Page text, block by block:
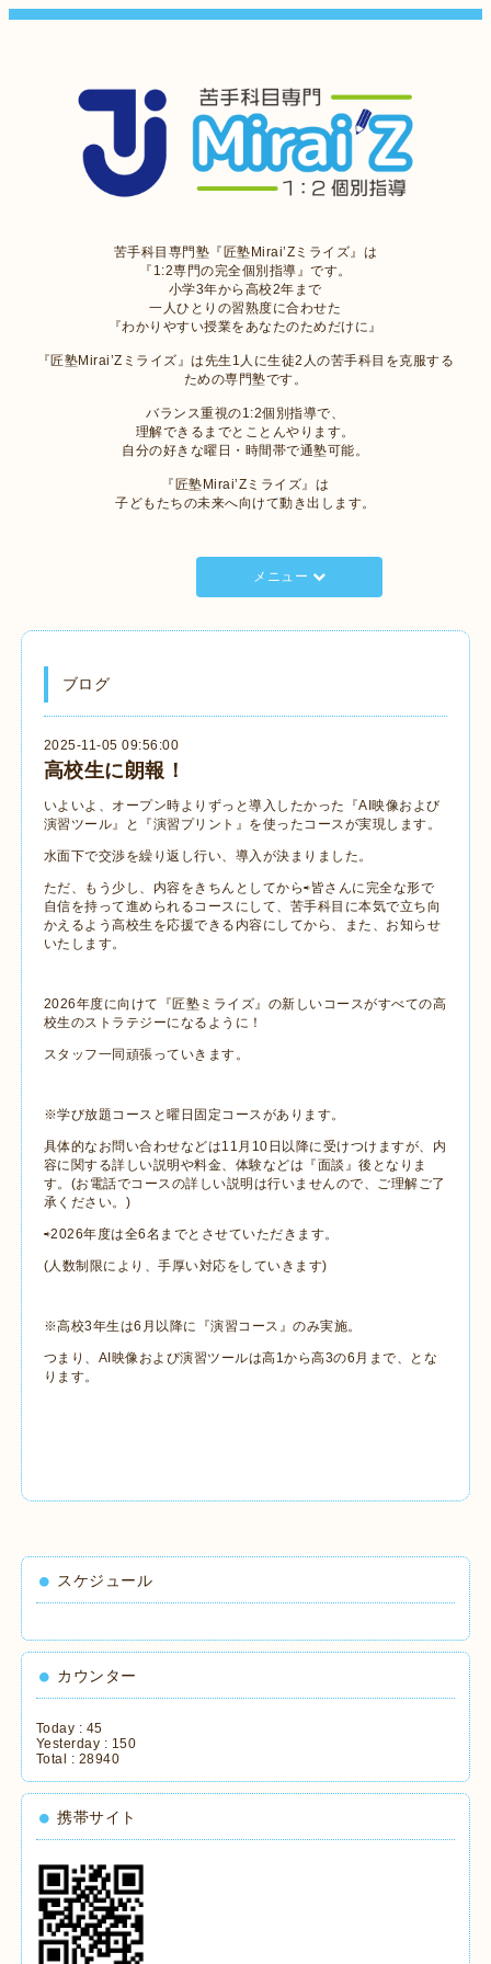
苦手科目専門塾『匠塾Mirai’Zミライズ』は
『1:2専門の完全個別指導』です。
小学3年から高校2年まで
一人ひとりの習熟度に合わせた
『わかりやすい授業をあなたのためだけに』
『匠塾Mirai’Zミライズ』は先生1人に生徒2人の苦手科目を克服する
ための専門塾です。
バランス重視の1:2個別指導で、
理解できるまでとことんやります。
自分の好きな曜日・時間帯で通塾可能。
『匠塾Mirai’Zミライズ』は
子どもたちの未来へ向けて動き出します。
メニュー
ブログ
2025-11-05 09:56:00
高校生に朗報！
いよいよ、オープン時よりずっと導入したかった『AI映像および
演習ツール』と『演習プリント』を使ったコースが実現します。
水面下で交渉を繰り返し行い、導入が決まりました。
ただ、もう少し、内容をきちんとしてから⇨皆さんに完全な形で
自信を持って進められるコースにして、苦手科目に本気で立ち向
かえるよう高校生を応援できる内容にしてから、また、お知らせ
いたします。
2026年度に向けて『匠塾ミライズ』の新しいコースがすべての高
校生のストラテジーになるように！
スタッフ一同頑張っていきます。
※学び放題コースと曜日固定コースがあります。
具体的なお問い合わせなどは11月10日以降に受けつけますが、内
容に関する詳しい説明や料金、体験などは『面談』後となりま
す。(お電話でコースの詳しい説明は行いませんので、ご理解ご了
承ください。)
⇨2026年度は全6名までとさせていただきます。
(人数制限により、手厚い対応をしていきます)
※高校3年生は6月以降に『演習コース』のみ実施。
つまり、AI映像および演習ツールは高1から高3の6月まで、とな
ります。
スケジュール
カウンター
Today : 45
Yesterday : 150
Total : 28940
携帯サイト